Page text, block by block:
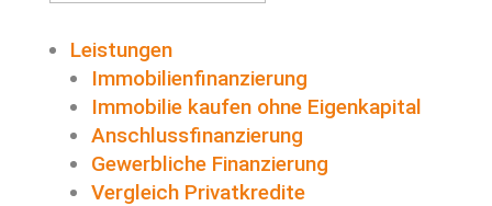
nach:
Leistungen
Immobilienfinanzierung
Immobilie kaufen ohne Eigenkapital
Anschlussfinanzierung
Gewerbliche Finanzierung
Vergleich Privatkredite